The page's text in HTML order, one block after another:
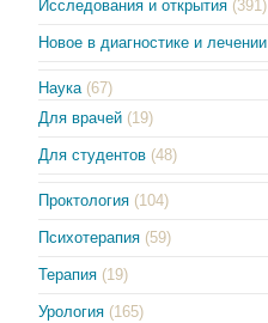
Исследования и открытия (391)
Новое в диагностике и лечении
Наука (67)
Для врачей (19)
Для студентов (48)
Проктология (104)
Психотерапия (59)
Терапия (19)
Урология (165)